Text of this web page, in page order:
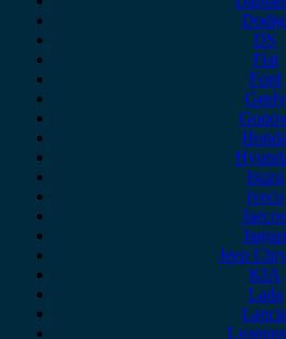
DS
Fiat
Ford
Geely
Honda
Isuzu
iveco
Jeep
KIA
Lada
Lancia